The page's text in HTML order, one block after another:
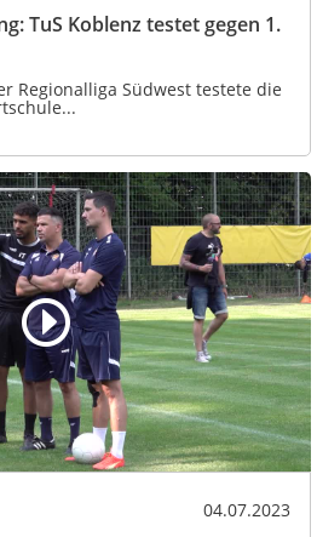
TuS Koblenz testet gegen 1.
Regionalliga Südwest testete die
04.07.2023